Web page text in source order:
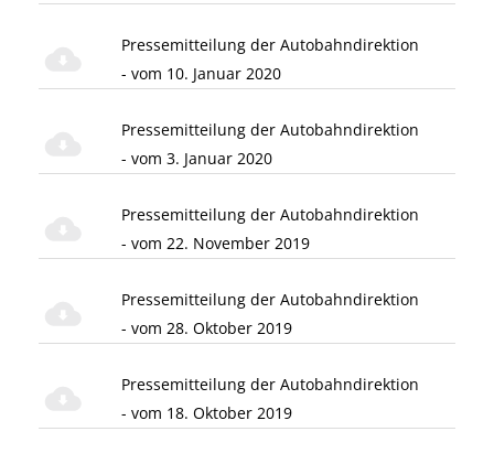
Pressemitteilung der Autobahndirektion
- vom 10. Januar 2020
Pressemitteilung der Autobahndirektion
- vom 3. Januar 2020
Pressemitteilung der Autobahndirektion
- vom 22. November 2019
Pressemitteilung der Autobahndirektion
- vom 28. Oktober 2019
Pressemitteilung der Autobahndirektion
- vom 18. Oktober 2019